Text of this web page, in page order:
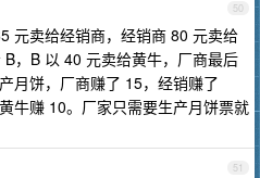
50
元卖给经销商，经销商 80 元卖给
，B 以 40 元卖给黄牛，厂商最后
月饼，厂商赚了 15，经销赚了
牛赚 10。厂家只需要生产月饼票就
51